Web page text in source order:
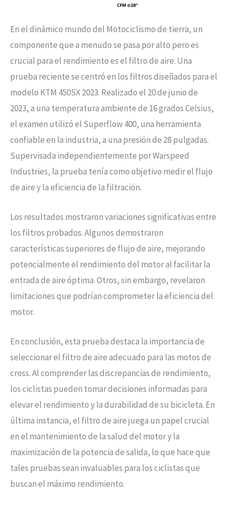
En el dinámico mundo del Motociclismo de tierra, un
componente que a menudo se pasa por alto pero es
crucial para el rendimiento es el filtro de aire. Una
prueba reciente se centró en los filtros diseñados para el
modelo KTM 450SX 2023. Realizado el 20 de junio de
2023, a una temperatura ambiente de 16 grados Celsius,
el examen utilizó el Superflow 400, una herramienta
confiable en la industria, a una presión de 28 pulgadas.
Supervisada independientemente por Warspeed
Industries, la prueba tenía como objetivo medir el flujo
de aire y la eficiencia de la filtración.
Los resultados mostraron variaciones significativas entre
los filtros probados. Algunos demostraron
características superiores de flujo de aire, mejorando
potencialmente el rendimiento del motor al facilitar la
entrada de aire óptima. Otros, sin embargo, revelaron
limitaciones que podrían comprometer la eficiencia del
motor.
En conclusión, esta prueba destaca la importancia de
seleccionar el filtro de aire adecuado para las motos de
cross. Al comprender las discrepancias de rendimiento,
los ciclistas pueden tomar decisiones informadas para
elevar el rendimiento y la durabilidad de su bicicleta. En
última instancia, el filtro de aire juega un papel crucial
en el mantenimiento de la salud del motor y la
maximización de la potencia de salida, lo que hace que
tales pruebas sean invaluables para los ciclistas que
buscan el máximo rendimiento.